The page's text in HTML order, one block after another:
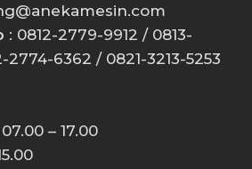
: 0812-2779-9912 / 0813-
2774-6362 / 0821-3213-5253
– 17.00